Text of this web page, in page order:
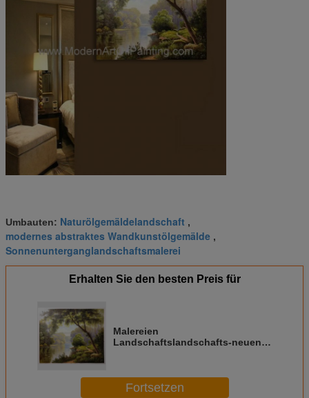
Umbauten: Naturölgemäldelandschaft ,
modernes abstraktes Wandkunstölgemälde ,
Sonnenunterganglandschaftsmalerei
Erhalten Sie den besten Preis für
Malereien
Landschaftslandschafts-neuen
Fortsetzen